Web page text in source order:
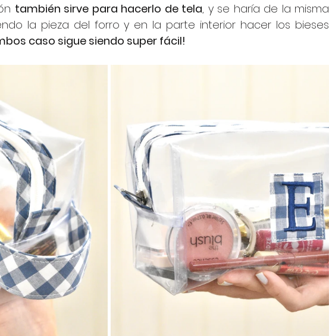
también sirve para hacerlo de tela, y se haría de la misma
la pieza del forro y en la parte interior hacer los bieses
caso sigue siendo super fácil!